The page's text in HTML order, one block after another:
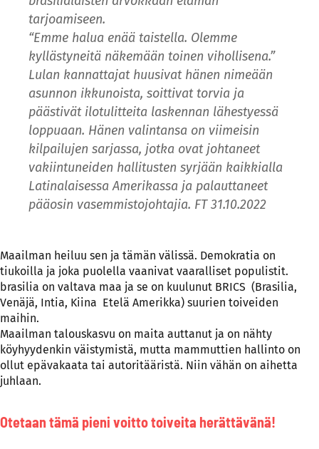
tarjoamiseen.
“Emme halua enää taistella. Olemme
kyllästyneitä näkemään toinen vihollisena.”
Lulan kannattajat huusivat hänen nimeään
asunnon ikkunoista, soittivat torvia ja
päästivät ilotulitteita laskennan lähestyessä
loppuaan. Hänen valintansa on viimeisin
kilpailujen sarjassa, jotka ovat johtaneet
vakiintuneiden hallitusten syrjään kaikkialla
Latinalaisessa Amerikassa ja palauttaneet
pääosin vasemmistojohtajia. FT 31.10.2022
Maailman heiluu sen ja tämän välissä. Demokratia on
tiukoilla ja joka puolella vaanivat vaaralliset populistit.
brasilia on valtava maa ja se on kuulunut BRICS (Brasilia,
Venäjä, Intia, Kiina Etelä Amerikka) suurien toiveiden
maihin.
Maailman talouskasvu on maita auttanut ja on nähty
köyhyydenkin väistymistä, mutta mammuttien hallinto on
ollut epävakaata tai autoritääristä. Niin vähän on aihetta
juhlaan.
Otetaan tämä pieni voitto toiveita herättävänä!